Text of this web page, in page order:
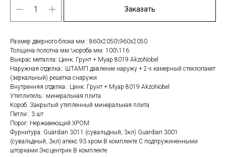
Заказать
Размер дверного блока мм.: 860х2050\960х2050
Толщина полотна мм.\короба.мм: 100\116
Выкрас металла: Цинк. Грунт + Муар 8019 AkzoNobel
Наружная отделка:: ШТАМП давление наружу + 2-х камерный стеклопакет
(зеркальный) решетка снаружи
Внутренняя отделка:: Цинк. Грунт + Муар 8019 AkzoNobel
Утеплитель:: минеральная плита
Короб: Закрытый утепленный минеральная плита
Петли:: 3 шт
Порог: Нержавеющий ХРОМ
Фурнитура: Guardian 3011 (сувальдный, 3кл) Guardian 3001
(сувальдный, 3кл) апекс 93 хром В комплекте С подпружиненными
шторками.Эксцентрик В комплекте